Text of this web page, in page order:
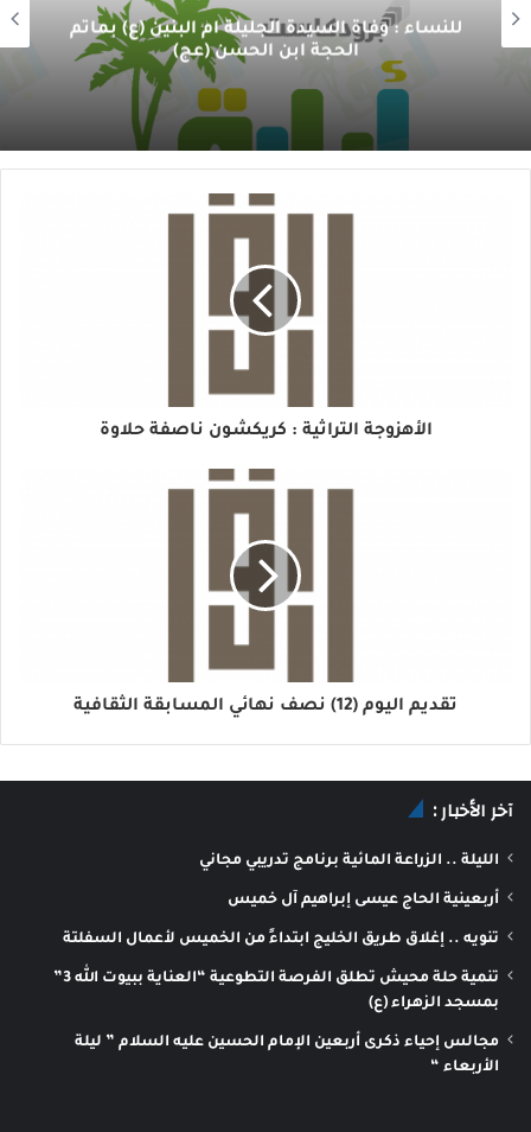
للنساء : وفاة السيدة الجليلة أم البنين (ع) بمأتم
الحجة ابن الحسن (عج)
الأهزوجة التراثية : كريكشون ناصفة حلاوة
تقديم اليوم (12) نصف نهائي المسابقة الثقافية
آخر الأخبار :
الليلة .. الزراعة المائية برنامج تدريبي مجاني
أربعينية الحاج عيسى إبراهيم آل خميس
تنويه .. إغلاق طريق الخليج ابتداءً من الخميس لأعمال السفلتة
تنمية حلة محيش تطلق الفرصة التطوعية “العناية ببيوت الله 3”
بمسجد الزهراء (ع)
مجالس إحياء ذكرى أربعين الإمام الحسين عليه السلام ” ليلة
الأربعاء “